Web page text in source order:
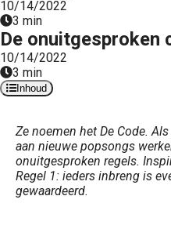
10/14/2022
3 min
De onuitgesproken
10/14/2022
3 min
Inhoud
Ze noemen het De Code.
aan nieuwe popsongs
onuitgesproken regels.
Regel 1: ieders inbreng is
gewaardeerd.